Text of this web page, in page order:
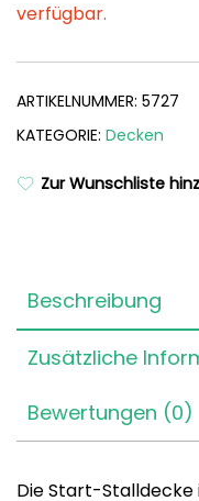
verfügbar.
ARTIKELNUMMER: 5727
KATEGORIE: Decken
Zur Wunschliste
Beschreibung
Zusätzliche
Bewertungen (0)
Die Start-Stalldecke